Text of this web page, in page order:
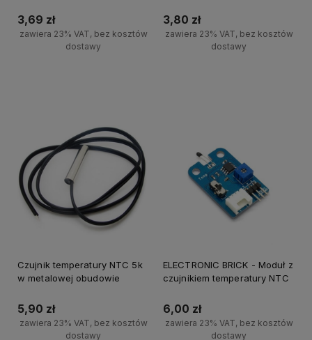
3,69 zł
zawiera 23% VAT, bez kosztów
dostawy
3,80 zł
zawiera 23% VAT, bez kosztów
dostawy
Czujnik temperatury NTC 5k
w metalowej obudowie
5,90 zł
zawiera 23% VAT, bez kosztów
dostawy
ELECTRONIC BRICK - Moduł z
czujnikiem temperatury NTC
6,00 zł
zawiera 23% VAT, bez kosztów
dostawy